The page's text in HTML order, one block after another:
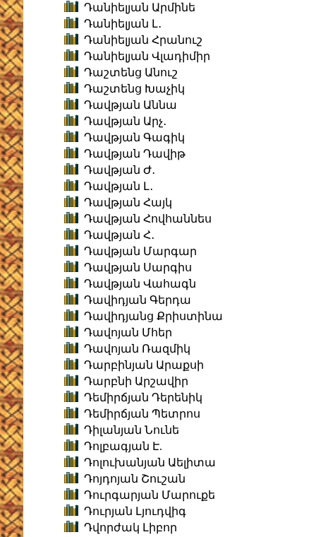
Դանիելյան Արմինե
Դանիելյան Լ․
Դանիելյան Հրանուշ
Դանիելյան Վլադիմիր
Դաշտենց Անուշ
Դաշտենց Խաչիկ
Դավթյան Աննա
Դավթյան Արչ․
Դավթյան Գագիկ
Դավթյան Դավիթ
Դավթյան Ժ․
Դավթյան Լ․
Դավթյան Հայկ
Դավթյան Հովհաննես
Դավթյան Հ․
Դավթյան Մարգար
Դավթյան Սարգիս
Դավթյան Վահագն
Դավիդյան Գերդա
Դավիդյանց Քրիստինա
Դավոյան Մհեր
Դավոյան Ռազմիկ
Դարբինյան Արաքսի
Դարբնի Արշավիր
Դեմիրճյան Դերենիկ
Դեմիրճյան Պետրոս
Դիլանյան Նունե
Դոլբագյան Է.
Դոլուխանյան Աելիտա
Դոյդոյան Շուշան
Դուրգարյան Մարուքե
Դուրյան Լյուդվիգ
Դվորժակ Լիբոր